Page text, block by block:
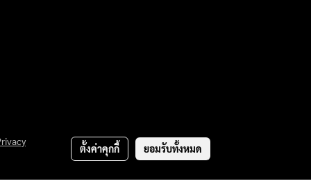
ตั้งค่าคุกกี้ ยอมรับทั้งหมด